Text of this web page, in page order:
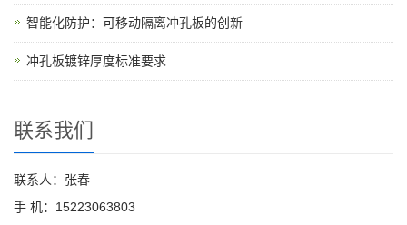
智能化防护：可移动隔离冲孔板的创新
冲孔板镀锌厚度标准要求
联系我们
联系人：张春
手 机：15223063803